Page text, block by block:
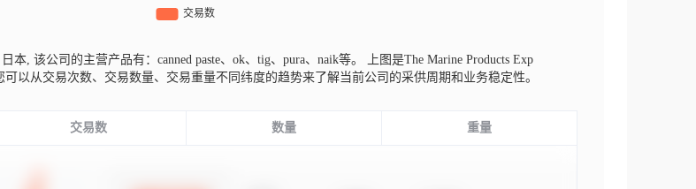
日本, 该公司的主营产品有：canned paste、ok、tig、pura、naik等。
上图是The Marine Products Exp
以从交易次数、交易数量、交易重量不同纬度的趋势来了解当前公司的采供周期和业务稳定性。
交易数 数量 重量